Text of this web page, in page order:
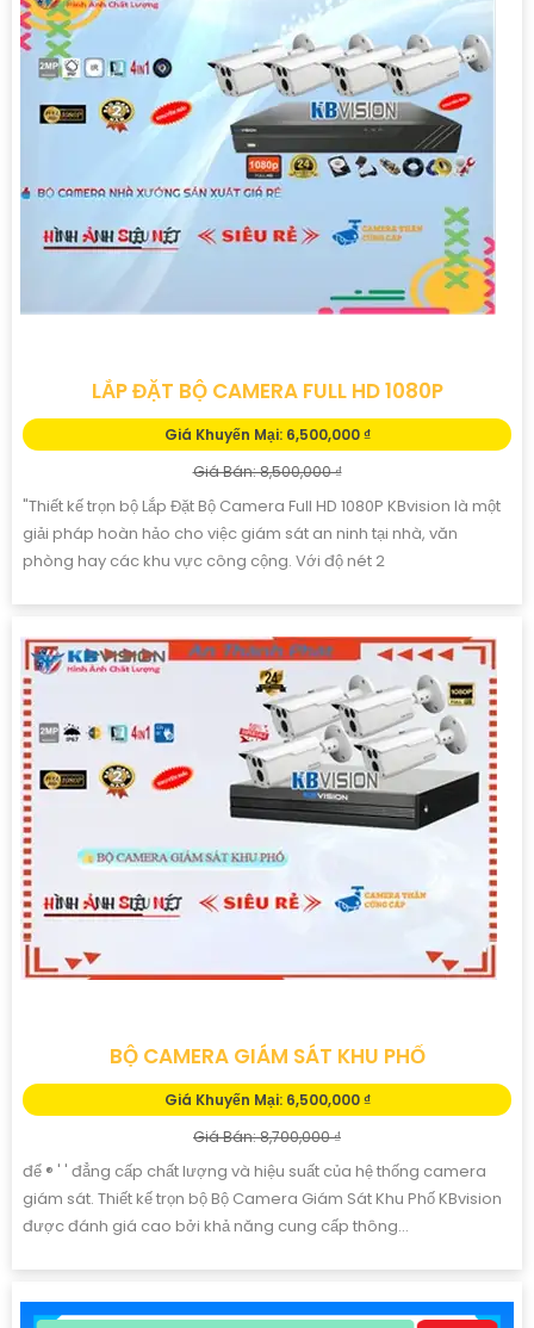
LẮP ĐẶT BỘ CAMERA FULL HD 1080P
Giá Khuyến Mại: 6,500,000 ₫
Giá Bán: 8,500,000 ₫
"Thiết kế trọn bộ Lắp Đặt Bộ Camera Full HD 1080P KBvision là một
giải pháp hoàn hảo cho việc giám sát an ninh tại nhà, văn
phòng hay các khu vực công cộng. Với độ nét 2
BỘ CAMERA GIÁM SÁT KHU PHỐ
Giá Khuyến Mại: 6,500,000 ₫
Giá Bán: 8,700,000 ₫
để ®️ ' ' đẳng cấp chất lượng và hiệu suất của hệ thống camera
giám sát. Thiết kế trọn bộ Bộ Camera Giám Sát Khu Phố KBvision
được đánh giá cao bởi khả năng cung cấp thông...